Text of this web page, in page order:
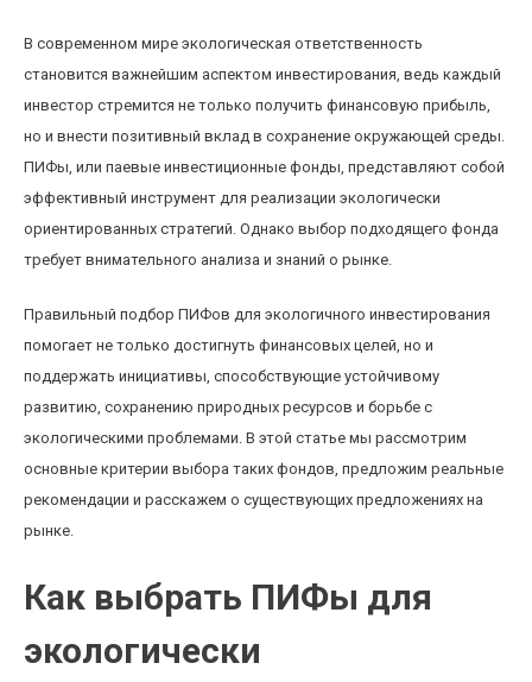
В современном мире экологическая ответственность
становится важнейшим аспектом инвестирования, ведь каждый
инвестор стремится не только получить финансовую прибыль,
но и внести позитивный вклад в сохранение окружающей среды.
ПИФы, или паевые инвестиционные фонды, представляют собой
эффективный инструмент для реализации экологически
ориентированных стратегий. Однако выбор подходящего фонда
требует внимательного анализа и знаний о рынке.
Правильный подбор ПИФов для экологичного инвестирования
помогает не только достигнуть финансовых целей, но и
поддержать инициативы, способствующие устойчивому
развитию, сохранению природных ресурсов и борьбе с
экологическими проблемами. В этой статье мы рассмотрим
основные критерии выбора таких фондов, предложим реальные
рекомендации и расскажем о существующих предложениях на
рынке.
Как выбрать ПИФы для
экологически